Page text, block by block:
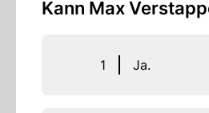
Kann Max
1 Ja.